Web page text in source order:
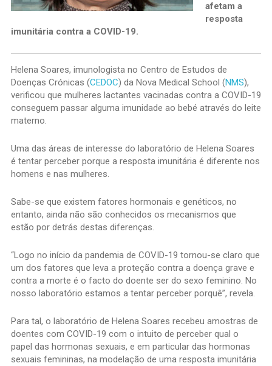
afetam a
resposta
imunitária contra a COVID-19.
Helena Soares, imunologista no Centro de Estudos de
Doenças Crónicas (CEDOC) da Nova Medical School (NMS),
verificou que mulheres lactantes vacinadas contra a COVID-19
conseguem passar alguma imunidade ao bebé através do leite
materno.
Uma das áreas de interesse do laboratório de Helena Soares
é tentar perceber porque a resposta imunitária é diferente nos
homens e nas mulheres.
Sabe-se que existem fatores hormonais e genéticos, no
entanto, ainda não são conhecidos os mecanismos que
estão por detrás destas diferenças.
“Logo no início da pandemia de COVID-19 tornou-se claro que
um dos fatores que leva a proteção contra a doença grave e
contra a morte é o facto do doente ser do sexo feminino. No
nosso laboratório estamos a tentar perceber porquê”, revela.
Para tal, o laboratório de Helena Soares recebeu amostras de
doentes com COVID-19 com o intuito de perceber qual o
papel das hormonas sexuais, e em particular das hormonas
sexuais femininas, na modelação de uma resposta imunitária